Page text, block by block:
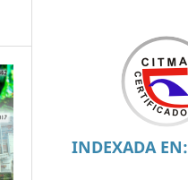
INDEXADA EN: